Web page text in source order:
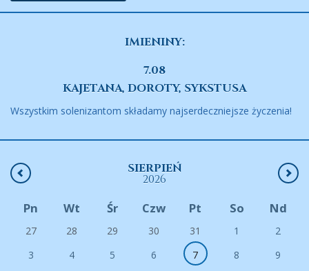
IMIENINY:
7.08
KAJETANA, DOROTY, SYKSTUSA
Wszystkim solenizantom składamy najserdeczniejsze życzenia!
SIERPIEŃ
2026
Pn Wt Śr Czw Pt So Nd
27 28 29 30 31 1
2
3
4 5 6 7 8
9